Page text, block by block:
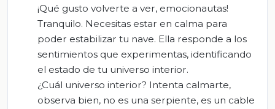
¡Qué gusto volverte a ver, emocionautas!
Tranquilo. Necesitas estar en calma para
poder estabilizar tu nave. Ella responde a los
sentimientos que experimentas, identificando
el estado de tu universo interior.
¿Cuál universo interior? Intenta calmarte,
observa bien, no es una serpiente, es un cable